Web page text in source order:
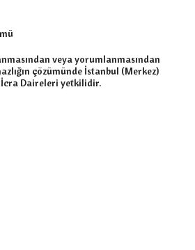
veya yorumlanmasından
çözümünde İstanbul (Merkez)
Daireleri yetkilidir.